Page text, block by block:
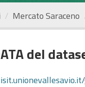
Mercato Saraceno
del